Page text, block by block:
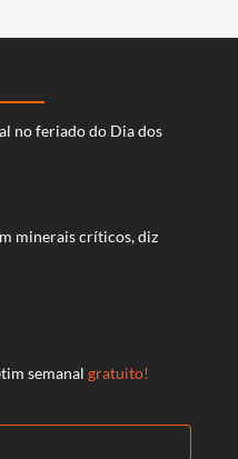
no feriado do Dia dos
minerais críticos, diz
semanal gratuito!